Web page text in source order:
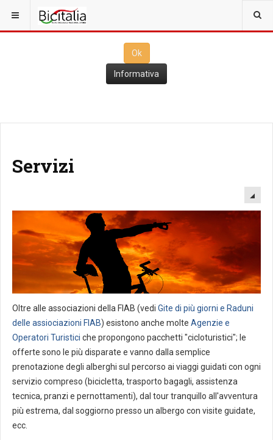
Questo sito utilizza i
Ok
Ok
Informativa
Servizi
Oltre alle associazioni della FIAB (vedi Gite di più giorni e Raduni
delle assiociazioni FIAB) esistono anche molte Agenzie e
Operatori Turistici che propongono pacchetti "cicloturistici"; le
offerte sono le più disparate e vanno dalla semplice
prenotazione degli alberghi sul percorso ai viaggi guidati con ogni
servizio compreso (bicicletta, trasporto bagagli, assistenza
tecnica, pranzi e pernottamenti), dal tour tranquillo all'avventura
più estrema, dal soggiorno presso un albergo con visite guidate,
ecc.